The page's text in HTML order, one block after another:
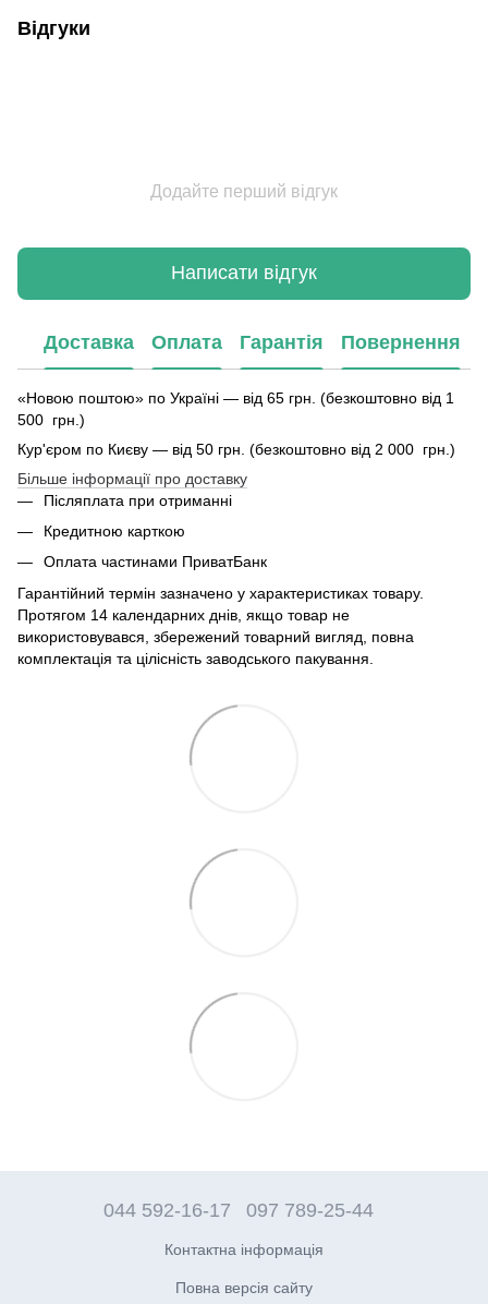
Відгуки
Додайте перший відгук
Написати відгук
Доставка Оплата Гарантія Повернення
«Новою поштою» по Україні — від 65 грн. (безкоштовно від 1
500 грн.)
Кур'єром по Києву — від 50 грн. (безкоштовно від 2 000 грн.)
Більше інформації про доставку
Післяплата при отриманні
Кредитною карткою
Оплата частинами ПриватБанк
Гарантійний термін зазначено у характеристиках товару.
Протягом 14 календарних днів, якщо товар не
використовувався, збережений товарний вигляд, повна
комплектація та цілісність заводського пакування.
044 592-16-17 097 789-25-44
Контактна інформація
Повна версія сайту